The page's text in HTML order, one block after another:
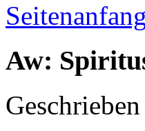
Seitenanfang
Aw: